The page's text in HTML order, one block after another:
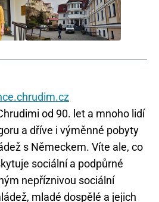
od 90. let a mnoho lidí
a dříve i výměnné pobyty
s Německem. Víte ale, co
sociální a podpůrné
nepříznivou sociální
mladé dospělé a jejich